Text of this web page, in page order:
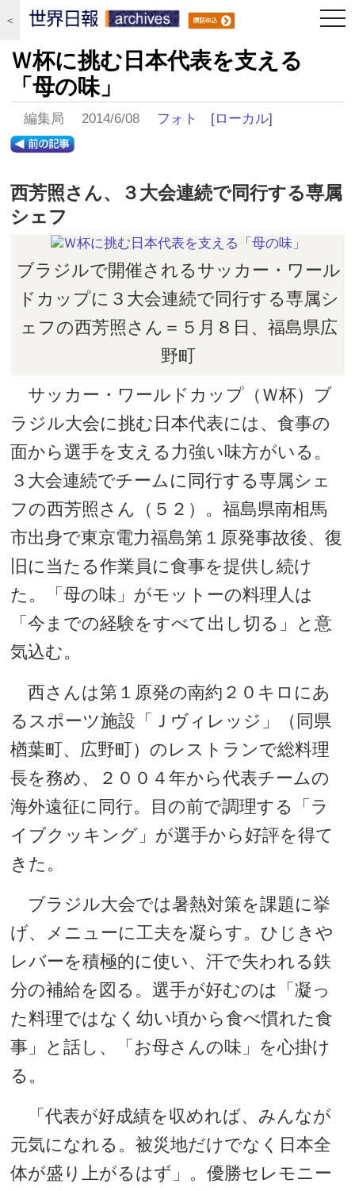
＜
Ｗ杯に挑む日本代表を支える
「母の味」
編集局 2014/6/08 フォト [ローカル]
西芳照さん、３大会連続で同行する専属
シェフ
ブラジルで開催されるサッカー・ワール
ドカップに３大会連続で同行する専属シ
ェフの西芳照さん＝５月８日、福島県広
野町
サッカー・ワールドカップ（Ｗ杯）ブ
ラジル大会に挑む日本代表には、食事の
面から選手を支える力強い味方がいる。
３大会連続でチームに同行する専属シェ
フの西芳照さん（５２）。福島県南相馬
市出身で東京電力福島第１原発事故後、復
旧に当たる作業員に食事を提供し続け
た。「母の味」がモットーの料理人は
「今までの経験をすべて出し切る」と意
気込む。
西さんは第１原発の南約２０キロにあ
るスポーツ施設「Ｊヴィレッジ」（同県
楢葉町、広野町）のレストランで総料理
長を務め、２００４年から代表チームの
海外遠征に同行。目の前で調理する「ラ
イブクッキング」が選手から好評を得て
きた。
ブラジル大会では暑熱対策を課題に挙
げ、メニューに工夫を凝らす。ひじきや
レバーを積極的に使い、汗で失われる鉄
分の補給を図る。選手が好むのは「凝っ
た料理ではなく幼い頃から食べ慣れた食
事」と話し、「お母さんの味」を心掛け
る。
「代表が好成績を収めれば、みんなが
元気になれる。被災地だけでなく日本全
体が盛り上がるはず」。優勝セレモニー